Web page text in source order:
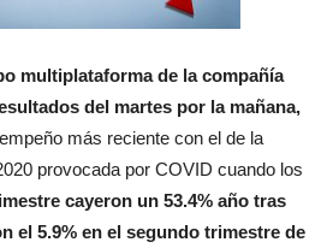
multiplataforma de la compañía
del martes por la mañana,
más reciente con el de la
provocada por COVID cuando los
cayeron un 53.4% año tras
el 5.9% en el segundo trimestre de